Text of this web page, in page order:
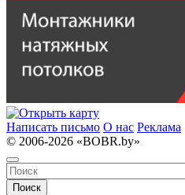
Написать письмо О нас Реклама
© 2006-2026 «BOBR.by»
Поиск